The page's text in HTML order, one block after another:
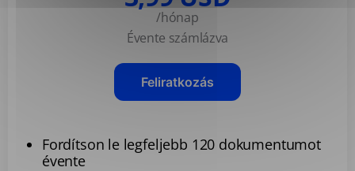
/hónap
Évente számlázva
Feliratkozás
Fordítson le legfeljebb 120 dokumentumot
évente